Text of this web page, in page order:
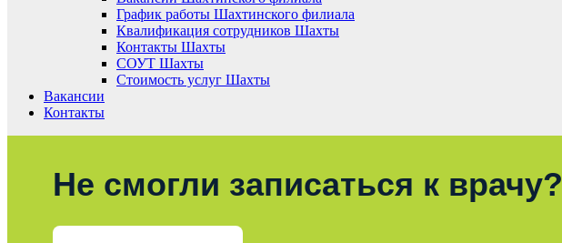
График работы Шахтинского филиала
Квалификация сотрудников Шахты
Контакты Шахты
СОУТ Шахты
Стоимость услуг Шахты
Вакансии
Контакты
Не смогли записаться к врачу?